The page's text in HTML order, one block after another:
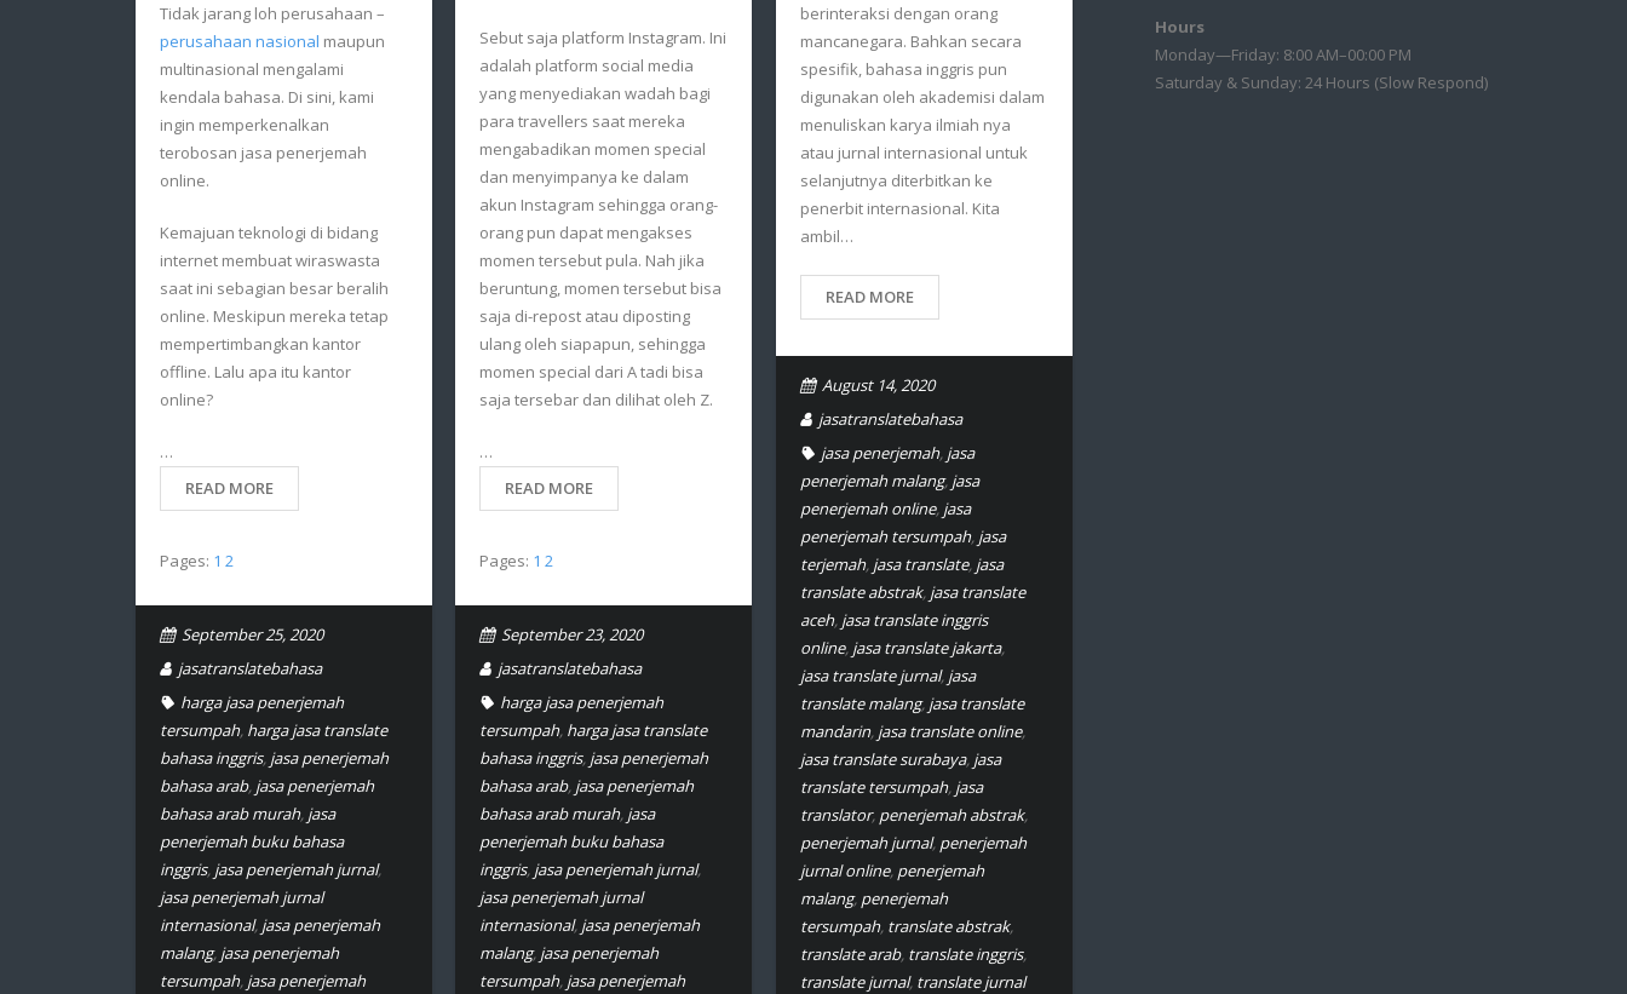
Tidak jarang loh perusahaan –
perusahaan nasional maupun
multinasional mengalami
kendala bahasa. Di sini, kami
ingin memperkenalkan
terobosan jasa penerjemah
online.
Kemajuan teknologi di bidang
internet membuat wiraswasta
saat ini sebagian besar beralih
online. Meskipun mereka tetap
mempertimbangkan kantor
offline. Lalu apa itu kantor
online?
…
READ MORE
Pages: 1 2
September 25, 2020
jasatranslatebahasa
harga jasa penerjemah
tersumpah, harga jasa translate
bahasa inggris, jasa penerjemah
bahasa arab, jasa penerjemah
bahasa arab murah, jasa
penerjemah buku bahasa
inggris, jasa penerjemah jurnal,
jasa penerjemah jurnal
internasional, jasa penerjemah
malang, jasa penerjemah
tersumpah, jasa penerjemah
Sebut saja platform Instagram. Ini
adalah platform social media
yang menyediakan wadah bagi
para travellers saat mereka
mengabadikan momen special
dan menyimpanya ke dalam
akun Instagram sehingga orang-
orang pun dapat mengakses
momen tersebut pula. Nah jika
beruntung, momen tersebut bisa
saja di-repost atau diposting
ulang oleh siapapun, sehingga
momen special dari A tadi bisa
saja tersebar dan dilihat oleh Z.
…
READ MORE
Pages: 1 2
September 23, 2020
jasatranslatebahasa
harga jasa penerjemah
tersumpah, harga jasa translate
bahasa inggris, jasa penerjemah
bahasa arab, jasa penerjemah
bahasa arab murah, jasa
penerjemah buku bahasa
inggris, jasa penerjemah jurnal,
jasa penerjemah jurnal
internasional, jasa penerjemah
malang, jasa penerjemah
tersumpah, jasa penerjemah
berinteraksi dengan orang
mancanegara. Bahkan secara
spesifik, bahasa inggris pun
digunakan oleh akademisi dalam
menuliskan karya ilmiah nya
atau jurnal internasional untuk
selanjutnya diterbitkan ke
penerbit internasional. Kita
ambil…
READ MORE
August 14, 2020
jasatranslatebahasa
jasa penerjemah, jasa
penerjemah malang, jasa
penerjemah online, jasa
penerjemah tersumpah, jasa
terjemah, jasa translate, jasa
translate abstrak, jasa translate
aceh, jasa translate inggris
online, jasa translate jakarta,
jasa translate jurnal, jasa
translate malang, jasa translate
mandarin, jasa translate online,
jasa translate surabaya, jasa
translate tersumpah, jasa
translator, penerjemah abstrak,
penerjemah jurnal, penerjemah
jurnal online, penerjemah
malang, penerjemah
tersumpah, translate abstrak,
translate arab, translate inggris,
translate jurnal, translate jurnal
Hours
Monday—Friday: 8:00 AM–00:00 PM
Saturday & Sunday: 24 Hours (Slow Respond)